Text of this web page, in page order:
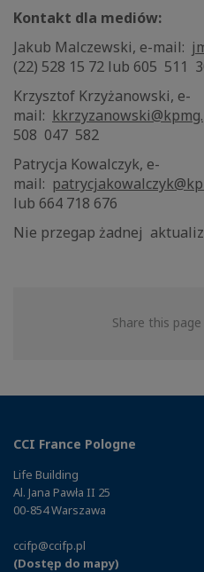
Kontakt dla mediów:
Jakub Malczewski, e-mail:
(22) 528 15 72 lub 605 511
Krzysztof Krzyżanowski, e-
mail:
508 047 582
Patrycja Kowalczyk, e-
mail:
lub 664 718 676
Nie przegap żadnej
Share this page
CCI France Pologne
Life Building
Al. Jana Pawła II 25
00-854 Warszawa
ccifp@ccifp.pl
(Dostęp do mapy)